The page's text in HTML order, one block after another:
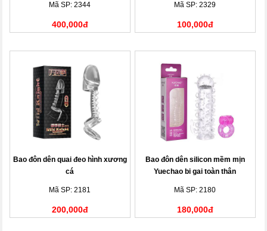
Mã SP: 2344
400,000đ
Mã SP: 2329
100,000đ
Bao đôn dên quai đeo hình xương
cá
Mã SP: 2181
200,000đ
Bao đôn dên silicon mềm mịn
Yuechao bi gai toàn thân
Mã SP: 2180
180,000đ